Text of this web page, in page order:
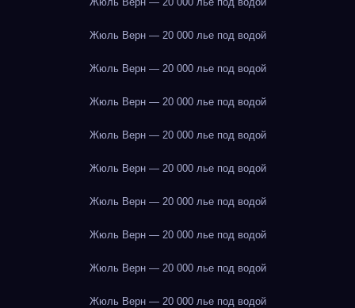
Жюль Верн — 20 000 лье под водой
Жюль Верн — 20 000 лье под водой
Жюль Верн — 20 000 лье под водой
Жюль Верн — 20 000 лье под водой
Жюль Верн — 20 000 лье под водой
Жюль Верн — 20 000 лье под водой
Жюль Верн — 20 000 лье под водой
Жюль Верн — 20 000 лье под водой
Жюль Верн — 20 000 лье под водой